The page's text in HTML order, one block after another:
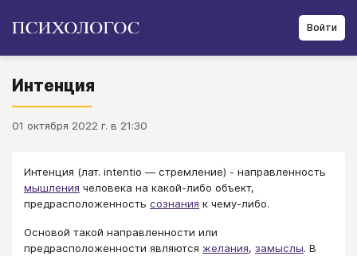
Войти
Интенция
01 октября 2022 г. в 21:30
Интенция (лат. intentio — стремление) - направленность
мышления человека на какой-либо объект,
предрасположенность сознания к чему-либо.
Основой такой направленности или
предрасположенности являются желания, замыслы. В